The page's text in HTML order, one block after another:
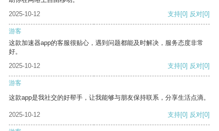
2025-10-12
支持[0] 反对[0]
游客
这款加速器app的客服很贴心，遇到问题都能及时解决，服务态度非常
好。
2025-10-12
支持[0] 反对[0]
游客
这款app是我社交的好帮手，让我能够与朋友保持联系，分享生活点滴。
2025-10-12 支持[0] 反对[0]